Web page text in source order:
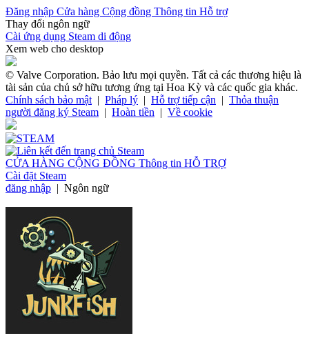
Đăng nhập Cửa hàng Cộng đồng Thông tin Hỗ trợ
Thay đổi ngôn ngữ
Cài ứng dụng Steam di động
Xem web cho desktop
© Valve Corporation. Bảo lưu mọi quyền. Tất cả các thương hiệu là
tài sản của chủ sở hữu tương ứng tại Hoa Kỳ và các quốc gia khác.
Chính sách bảo mật | Pháp lý | Hỗ trợ tiếp cận | Thỏa thuận
người đăng ký Steam | Hoàn tiền | Về cookie
CỬA HÀNG CỘNG ĐỒNG Thông tin HỖ TRỢ
Cài đặt Steam
đăng nhập | Ngôn ngữ